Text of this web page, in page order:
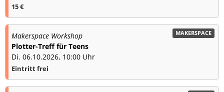
15 €
MAKERSPACE
Makerspace Workshop
Plotter-Treff für Teens
Di. 06.10.2026, 10:00 Uhr
Eintritt frei